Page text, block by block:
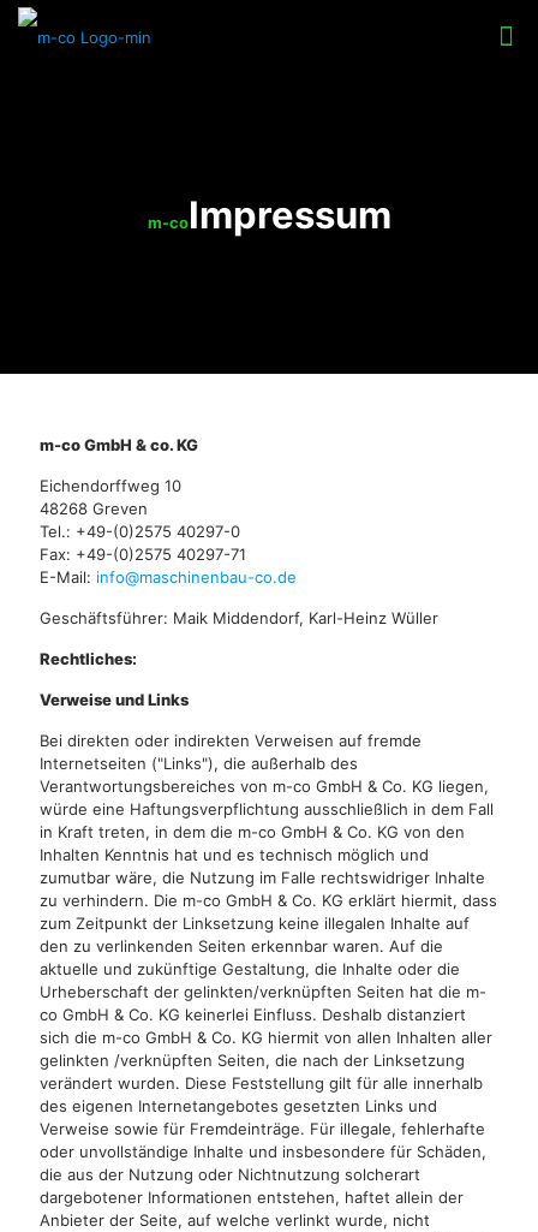
m-coImpressum
m-co GmbH & co. KG
Eichendorffweg 10
48268 Greven
Tel.: +49-(0)2575 40297-0
Fax: +49-(0)2575 40297-71
E-Mail: info@maschinenbau-co.de
Geschäftsführer: Maik Middendorf, Karl-Heinz Wüller
Rechtliches:
Verweise und Links
Bei direkten oder indirekten Verweisen auf fremde
Internetseiten ("Links"), die außerhalb des
Verantwortungsbereiches von m-co GmbH & Co. KG liegen,
würde eine Haftungsverpflichtung ausschließlich in dem Fall
in Kraft treten, in dem die m-co GmbH & Co. KG von den
Inhalten Kenntnis hat und es technisch möglich und
zumutbar wäre, die Nutzung im Falle rechtswidriger Inhalte
zu verhindern. Die m-co GmbH & Co. KG erklärt hiermit, dass
zum Zeitpunkt der Linksetzung keine illegalen Inhalte auf
den zu verlinkenden Seiten erkennbar waren. Auf die
aktuelle und zukünftige Gestaltung, die Inhalte oder die
Urheberschaft der gelinkten/verknüpften Seiten hat die m-
co GmbH & Co. KG keinerlei Einfluss. Deshalb distanziert
sich die m-co GmbH & Co. KG hiermit von allen Inhalten aller
gelinkten /verknüpften Seiten, die nach der Linksetzung
verändert wurden. Diese Feststellung gilt für alle innerhalb
des eigenen Internetangebotes gesetzten Links und
Verweise sowie für Fremdeinträge. Für illegale, fehlerhafte
oder unvollständige Inhalte und insbesondere für Schäden,
die aus der Nutzung oder Nichtnutzung solcherart
dargebotener Informationen entstehen, haftet allein der
Anbieter der Seite, auf welche verlinkt wurde, nicht